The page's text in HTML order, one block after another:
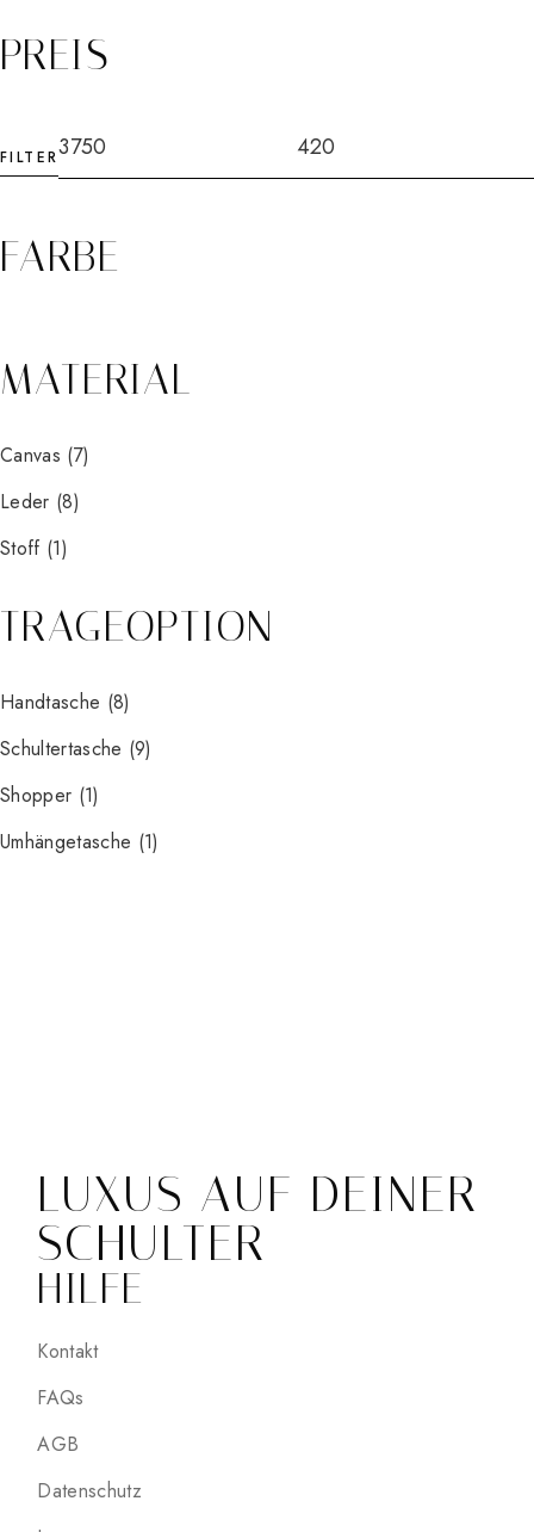
PREIS
FILTER
FARBE
MATERIAL
Canvas (7)
Leder (8)
Stoff (1)
TRAGEOPTION
Handtasche (8)
Schultertasche (9)
Shopper (1)
Umhängetasche (1)
LUXUS AUF DEINER
SCHULTER
HILFE
Kontakt
FAQs
AGB
Datenschutz